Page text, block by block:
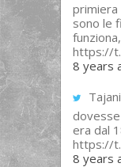
primiera
sono le
https://
8 years
era dal
https://
8 years